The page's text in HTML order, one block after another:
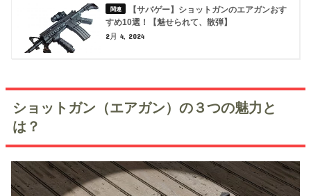
【サバゲー】ショットガンのエアガンおす
すめ10選！【魅せられて、散弾】
2月 4, 2024
ショットガン（エアガン）の３つの魅力と
は？